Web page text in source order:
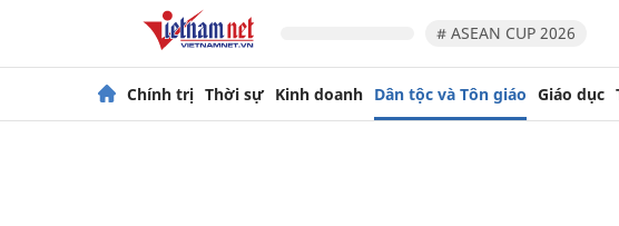
# ASEAN CUP 2026
Chính trị Thời sự Kinh doanh Dân tộc và Tôn giáo Giáo dục